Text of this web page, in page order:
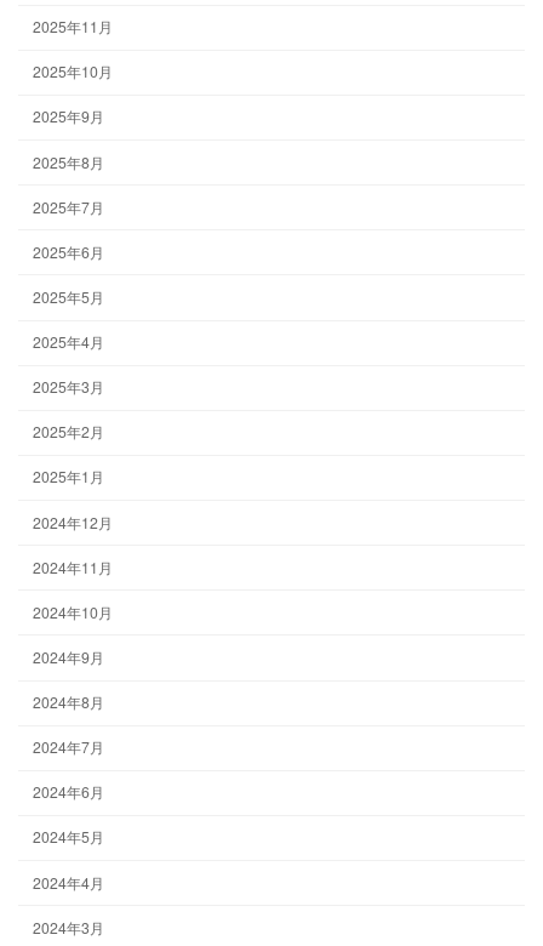
2025年11月
2025年10月
2025年9月
2025年8月
2025年7月
2025年6月
2025年5月
2025年4月
2025年3月
2025年2月
2025年1月
2024年12月
2024年11月
2024年10月
2024年9月
2024年8月
2024年7月
2024年6月
2024年5月
2024年4月
2024年3月